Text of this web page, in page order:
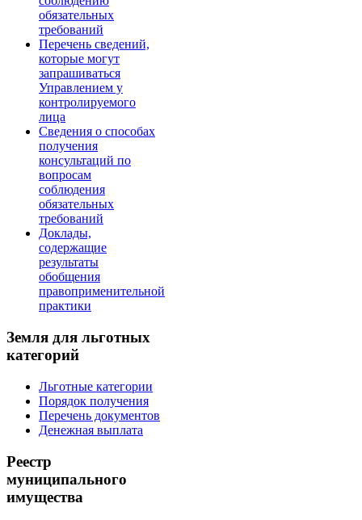
обязательных
требований
Перечень сведений,
которые могут
запрашиваться
Управлением у
контролируемого
лица
Сведения о способах
получения
консультаций по
вопросам
соблюдения
обязательных
требований
Доклады,
содержащие
результаты
обобщения
правоприменительной
практики
Земля для льготных
категорий
Льготные категории
Порядок получения
Перечень документов
Денежная выплата
Реестр
муниципального
имущества